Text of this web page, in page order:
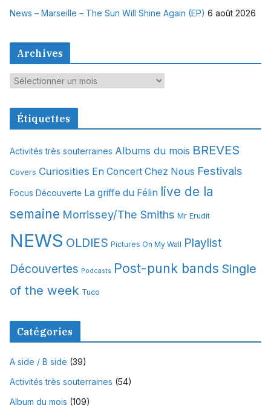
News – Marseille – The Sun Will Shine Again (EP) 6 août 2026
Archives
A
c
v
e
Étiquettes
Activités très souterraines Albums du mois BREVES
Covers Curiosities En Concert Chez Nous Festivals
Focus Découverte La griffe du Félin live de la
semaine Morrissey/The Smiths Mr Erudit
NEWS OLDIES Pictures On My Wall Playlist
Découvertes Podcasts Post-punk bands Single
of the week Tuco
Catégories
A side / B side (39)
Activités très souterraines (54)
Album du mois (109)